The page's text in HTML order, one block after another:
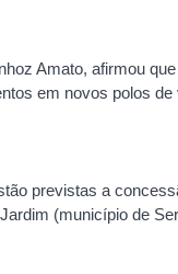
Amato, afirmou
em novos polos de
previstas a
(município de